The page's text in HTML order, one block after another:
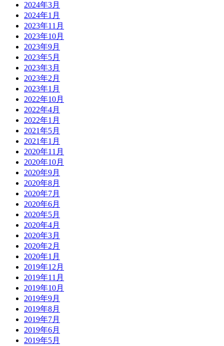
2024年3月
2024年1月
2023年11月
2023年10月
2023年9月
2023年5月
2023年3月
2023年2月
2023年1月
2022年10月
2022年4月
2022年1月
2021年5月
2021年1月
2020年11月
2020年10月
2020年9月
2020年8月
2020年7月
2020年6月
2020年5月
2020年4月
2020年3月
2020年2月
2020年1月
2019年12月
2019年11月
2019年10月
2019年9月
2019年8月
2019年7月
2019年6月
2019年5月